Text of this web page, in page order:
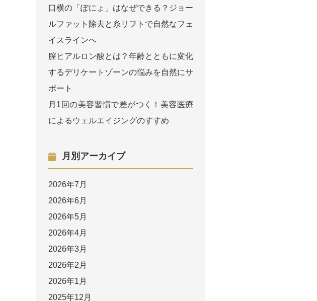
口横の「ぽにょ」はなぜできる？ジョー
ルファット除去と糸リフトで自然なフェ
イスラインへ
膣ヒアルロン酸とは？年齢とともに変化
するデリケートゾーンの悩みを自然にサ
ポート
月1回の美容習慣で差がつく！美容医療
によるウェルエイジングのすすめ
月別アーカイブ
2026年7月
2026年6月
2026年5月
2026年4月
2026年3月
2026年2月
2026年1月
2025年12月